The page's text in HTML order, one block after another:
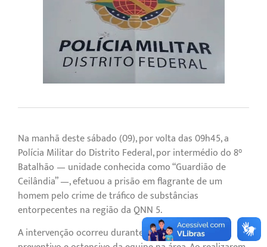
Na manhã deste sábado (09), por volta das 09h45, a
Polícia Militar do Distrito Federal, por intermédio do 8°
Batalhão — unidade conhecida como “Guardião de
Ceilândia” —, efetuou a prisão em flagrante de um
homem pelo crime de tráfico de substâncias
entorpecentes na região da QNN 5.
A intervenção ocorreu durante o patrulhamento